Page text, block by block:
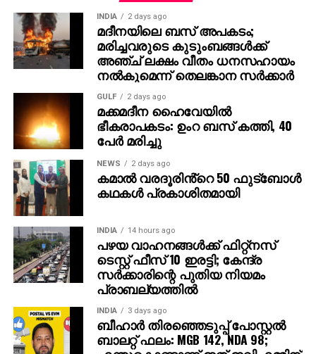
കോര്‍പ്പറേഷനിലെ മുട്ടട വാര്‍ഡില്‍ യുഡിഎഫിന്
വേണ്ടി മത്സരിക്കുന്ന വൈഷ്ണ സുരേഷിന് വോട്ടില്ലെന്ന്
വരുത്തിതീര്‍ത്ത് അവരുടെ സ്ഥാനാര്‍ത്ഥിത്വം റദ്ദ്
ചെയ്യാനാണ് സിപിഎം ശ്രമിച്ചത്. സിപിഎമ്മിന്റെ
നീചരാഷ്ട്രീയം ബോധ്യപ്പെട്ട ഹൈക്കോടതി,കനത്ത
പ്രഹരം നല്‍കി നടത്തിയ നിരീക്ഷണം അങ്ങേയറ്റം
സ്വാഗതാര്‍ഹമാണ്.ജനാധിപത്യ മൂല്യങ്ങള്‍
ഉയര്‍ത്തിപ്പിടിക്കണമെന്ന സന്ദേശമാണ് ഹൈക്കോടതി
ഇതിലൂടെ നല്‍കിയതെന്നും കെസി വേണുഗോപാല്‍
പറഞ്ഞു.
വൈഷ്ണയ്‌ക്കെതിരായ നീക്കത്തിലൂടെ
ചെറുപ്പക്കാരികളായ പെണ്‍കുട്ടികള്‍ സജീവ
രാഷ്ട്രീയരംഗത്തേക്ക് കടന്നുവരുന്നതിനെ
തടയിടാനാണ് സിപിഎം പരിശ്രമിച്ചത്. ഇത് അവരുടെ
ഇരട്ടത്താപ്പിന്റെ നേര്‍ച്ചിത്രമാണ്. ചെറുപ്പക്കാരിയെ
മേയര്‍ സ്ഥാനത്ത് അവരോധിച്ചതില്‍ ഊറ്റം കൊള്ളുന്ന
സിപിഎമ്മാണ് കോണ്‍ഗ്രസ് സ്ഥാനാര്‍ഥിക്ക് നേരെ
ജനാധിപത്യവിരുദ്ധത അഴിച്ചുവിട്ടതെന്നും
വേണുഗോപാല്‍ പരിഹസിച്ചു.
INDIA 2 days ago
മദീനയിലെ ബസ് അപകടം;
മരിച്ചവരുടെ കുടുംബങ്ങള്‍ക്ക്
അഞ്ച് ലക്ഷം വീതം ധനസഹായം
നല്‍കുമെന്ന് തെലങ്കാന സര്‍ക്കാര്‍
GULF 2 days ago
മക്കമദീന ഹൈവേയില്‍
ഭീകരാപകടം: ഉംറ ബസ് കത്തി, 40
പേര്‍ മരിച്ചു
NEWS 2 days ago
കമാൽ വരദൂരിൻ്റെ 50 ഫുട്ബോൾ
കഥകൾ പ്രകാശിതമായി
INDIA 14 hours ago
പഴയ വാഹനങ്ങള്‍ക്ക് ഫിറ്റ്‌നസ്
ടെസ്റ്റ് ഫീസ് 10 ഇരട്ടി; കേന്ദ്ര
സര്‍ക്കാരിന്റെ പുതിയ നിയമം
പ്രാബല്യത്തില്‍
INDIA 3 days ago
ബീഹാർ തിരഞ്ഞെടുപ്പ് പോസ്റ്റൽ
ബാലറ്റ് ഫലം: MGB 142, NDA 98;